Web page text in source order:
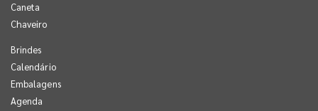
Caneta
Chaveiro
Brindes
Calendário
Embalagens
Agenda